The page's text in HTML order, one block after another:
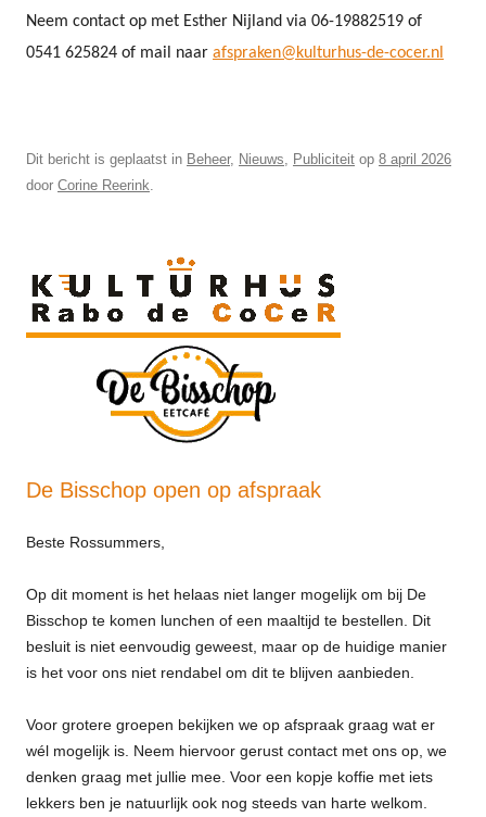
Neem contact op met Esther Nijland via 06-19882519 of
0541 625824 of mail naar afspraken@kulturhus-de-cocer.nl
Dit bericht is geplaatst in Beheer, Nieuws Publiciteit op 8 april 2026
door Corine Reerink
De Bisschop open op afspraak
Beste Rossummers,
Op dit moment is het helaas niet langer mogelijk om bij De
Bisschop te komen lunchen of een maaltijd te bestellen. Dit
besluit is niet eenvoudig geweest, maar op de huidige manier
is het voor ons niet rendabel om dit te blijven aanbieden.
Voor grotere groepen bekijken we op afspraak graag wat er
wél mogelijk is. Neem hiervoor gerust contact met ons op, we
denken graag met jullie mee. Voor een kopje koffie met iets
lekkers ben je natuurlijk ook nog steeds van harte welkom.